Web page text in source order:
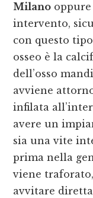
Milano oppure
intervento,
con questo
osseo è la
dell’osso
avviene
infilata
avere un
sia una vite
prima nella
viene
avvitare